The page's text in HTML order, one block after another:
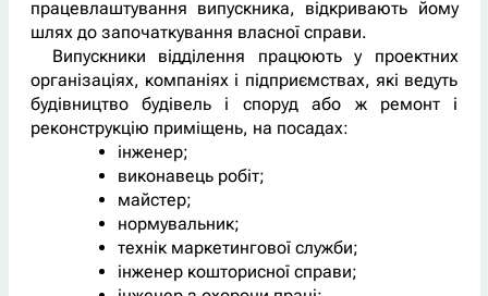
працевлаштування випускника, відкривають йому
шлях до започаткування власної справи.
Випускники відділення працюють у проектних
організаціях, компаніях і підприємствах, які ведуть
будівництво будівель і споруд або ж ремонт і
реконструкцію приміщень, на посадах:
інженер;
виконавець робіт;
майстер;
нормувальник;
технік маркетингової служби;
інженер кошторисної справи;